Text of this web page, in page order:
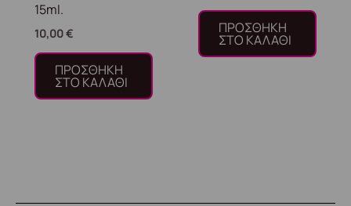
15ml.
10,00€
ΠΡΟΣΘΉΚΗ
ΣΤΟ ΚΑΛΆΘΙ
ΠΡΟΣΘΉΚΗ
ΣΤΟ ΚΑΛΆΘΙ